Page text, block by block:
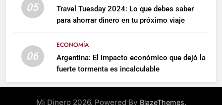
05
Travel Tuesday 2024: Lo que debes saber
para ahorrar dinero en tu próximo viaje
06
ECONOMÍA
Argentina: El impacto económico que dejó la
fuerte tormenta es incalculable
Mi Dinero 2026. Powered By BlazeThemes.